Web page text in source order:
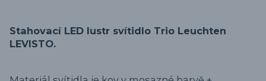
Stahovací LED lustr svítidlo Trio Leuchten
LEVISTO.